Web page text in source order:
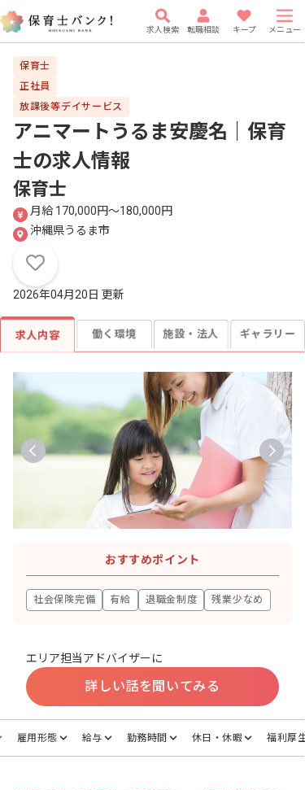
求人検索 転職相談 キープ メニュー
保育士
正社員
放課後等デイサービス
アニマートうるま安慶名｜保育
士の求人情報
保育士
月給 170,000円〜180,000円
沖縄県うるま市
2026年04月20日 更新
求人内容 働く環境 施設・法人 ギャラリー
おすすめポイント
社会保険完備 有給 退職金制度 残業少なめ
エリア担当アドバイザーに
詳しい話を聞いてみる
雇用形態 給与 勤務時間 休日・休暇 福利厚生